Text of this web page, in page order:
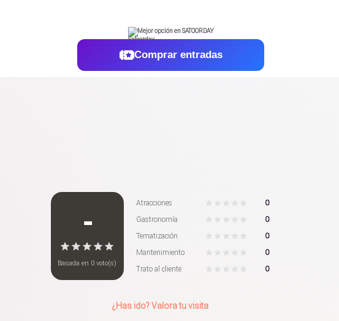
Mejor opción en SATOORDAY
Comprar entradas
-
Basada en 0 voto(s)
Atracciones 0
Gastronomía 0
Tematización 0
Mantenimiento 0
Trato al cliente 0
¿Has ido? Valora tu visita